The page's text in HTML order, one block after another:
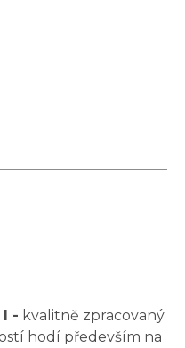
l - kvalitně zpracovaný
hodí především na